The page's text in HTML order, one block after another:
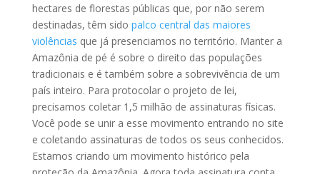
hectares de florestas públicas que, por não serem
destinadas, têm sido palco central das maiores
violências que já presenciamos no território. Manter a
Amazônia de pé é sobre o direito das populações
tradicionais e é também sobre a sobrevivência de um
país inteiro. Para protocolar o projeto de lei,
precisamos coletar 1,5 milhão de assinaturas físicas.
Você pode se unir a esse movimento entrando no site
e coletando assinaturas de todos os seus conhecidos.
Estamos criando um movimento histórico pela